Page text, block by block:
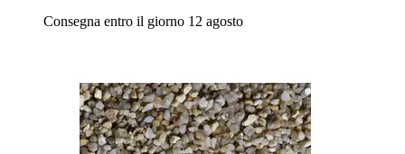
Consegna entro il giorno 12 agosto